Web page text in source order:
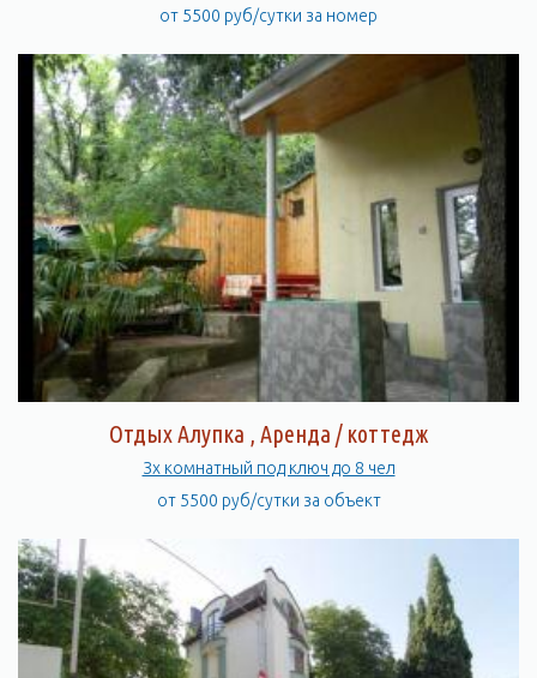
от 5500 руб/сутки за номер
Отдых Алупка , Аренда / коттедж
Зх комнатный под ключ до 8 чел
от 5500 руб/сутки за объект